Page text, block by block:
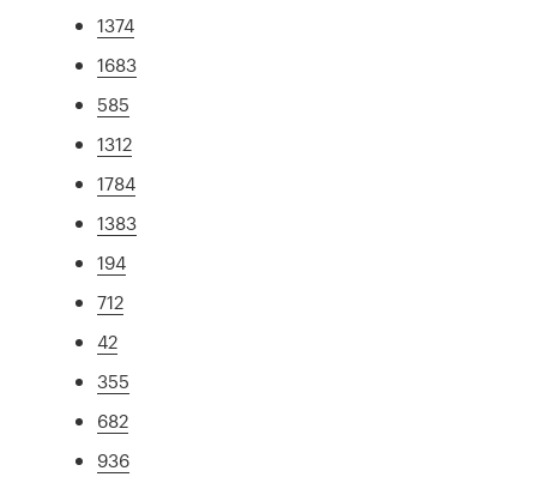
1374
1683
585
1312
1784
1383
194
712
42
355
682
936